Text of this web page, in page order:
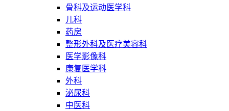
骨科及运动医学科
儿科
药房
整形外科及医疗美容科
医学影像科
康复医学科
外科
泌尿科
中医科